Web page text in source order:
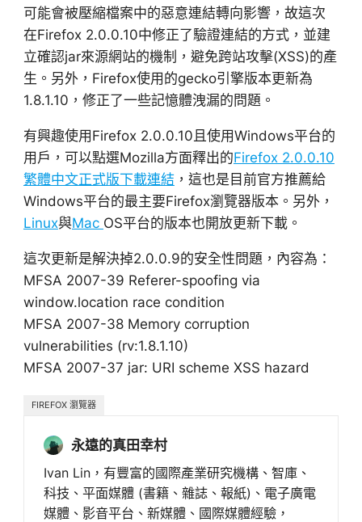
可能會被壓縮檔案中的惡意連結轉向影響，故這次
在Firefox 2.0.0.10中修正了驗證連結的方式，並建
立確認jar來源網站的機制，避免跨站攻擊(XSS)的產
生。另外，Firefox使用的gecko引擎版本更新為
1.8.1.10，修正了一些記憶體洩漏的問題。
有興趣使用Firefox 2.0.0.10且使用Windows平台的
用戶，可以點選Mozilla方面釋出的Firefox 2.0.0.10
繁體中文正式版下載連結，這也是目前官方推薦給
Windows平台的最主要Firefox瀏覽器版本。另外，
Linux與Mac OS平台的版本也開放更新下載。
這次更新是解決掉2.0.0.9的安全性問題，內容為：
MFSA 2007-39 Referer-spoofing via
window.location race condition
MFSA 2007-38 Memory corruption
vulnerabilities (rv:1.8.1.10)
MFSA 2007-37 jar: URI scheme XSS hazard
FIREFOX 瀏覽器
永遠的真田幸村
Ivan Lin，有豐富的國際產業研究機構、智庫、
科技、平面媒體 (書籍、雜誌、報紙)、電子廣電
媒體、影音平台、新媒體、國際媒體經驗，